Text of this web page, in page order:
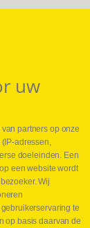
uw
partners op onze
adressen,
doeleinden. Een
een website wordt
Wij
te
op basis daarvan de